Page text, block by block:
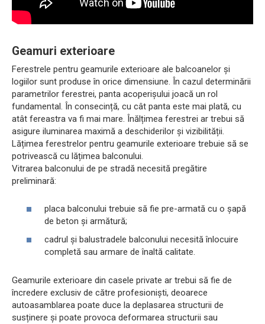
Geamuri exterioare
Ferestrele pentru geamurile exterioare ale balcoanelor și
logiilor sunt produse în orice dimensiune. În cazul determinării
parametrilor ferestrei, panta acoperișului joacă un rol
fundamental. În consecință, cu cât panta este mai plată, cu
atât fereastra va fi mai mare. Înălțimea ferestrei ar trebui să
asigure iluminarea maximă a deschiderilor și vizibilității.
Lățimea ferestrelor pentru geamurile exterioare trebuie să se
potrivească cu lățimea balconului.
Vitrarea balconului de pe stradă necesită pregătire
preliminară:
placa balconului trebuie să fie pre-armată cu o șapă
de beton și armătură;
cadrul și balustradele balconului necesită înlocuire
completă sau armare de înaltă calitate.
Geamurile exterioare din casele private ar trebui să fie de
încredere exclusiv de către profesioniști, deoarece
autoasamblarea poate duce la deplasarea structurii de
susținere și poate provoca deformarea structurii sau